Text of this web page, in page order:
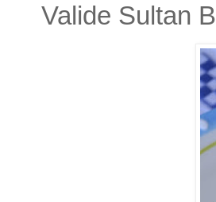
Valide Sultan